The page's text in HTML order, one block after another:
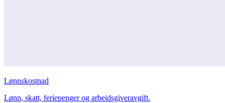
Lønnskostnad
Lønn, skatt, feriepenger og arbeidsgiveravgift.